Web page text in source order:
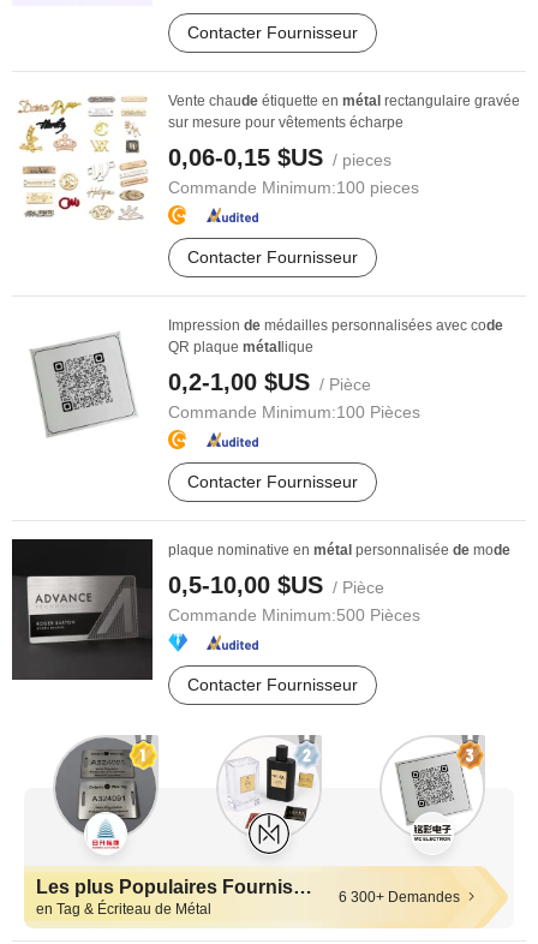
Contacter Fournisseur
Vente chaude étiquette en métal rectangulaire gravée
sur mesure pour vêtements écharpe
0,06-0,15 $US / pieces
Commande Minimum:100 pieces
Contacter Fournisseur
Impression de médailles personnalisées avec code
QR plaque métal lique
0,2-1,00 $US / Pièce
Commande Minimum:100 Pièces
Contacter Fournisseur
plaque nominative en métal personnalisée de mode
0,5-10,00 $US / Pièce
Commande Minimum:500 Pièces
Contacter Fournisseur
Les plus Populaires Fournisseurs
en Tag & Écriteau de Métal
6 300+ Demandes